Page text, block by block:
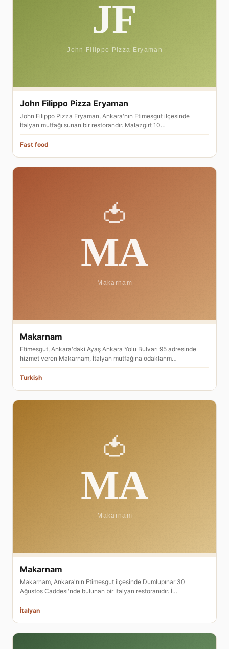
John Filippo Pizza Eryaman
John Filippo Pizza Eryaman, Ankara'nın Etimesgut ilçesinde
İtalyan mutfağı sunan bir restorandır. Malazgirt 10…
Fast food
Makarnam
Etimesgut, Ankara'daki Ayaş Ankara Yolu Bulvarı 95 adresinde
hizmet veren Makarnam, İtalyan mutfağına odaklanm…
Turkish
Makarnam
Makarnam, Ankara'nın Etimesgut ilçesinde Dumlupınar 30
Ağustos Caddesi'nde bulunan bir İtalyan restoranıdır. İ…
İtalyan